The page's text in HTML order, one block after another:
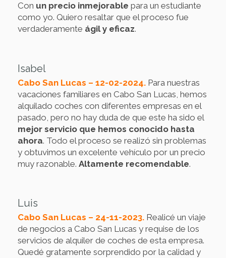
Con un precio inmejorable para un estudiante
como yo. Quiero resaltar que el proceso fue
verdaderamente ágil y eficaz.
Isabel
Cabo San Lucas – 12-02-2024. Para nuestras
vacaciones familiares en Cabo San Lucas, hemos
alquilado coches con diferentes empresas en el
pasado, pero no hay duda de que este ha sido el
mejor servicio que hemos conocido hasta
ahora. Todo el proceso se realizó sin problemas
y obtuvimos un excelente vehículo por un precio
muy razonable. Altamente recomendable.
Luis
Cabo San Lucas – 24-11-2023. Realicé un viaje
de negocios a Cabo San Lucas y requise de los
servicios de alquiler de coches de esta empresa.
Quedé gratamente sorprendido por la calidad y